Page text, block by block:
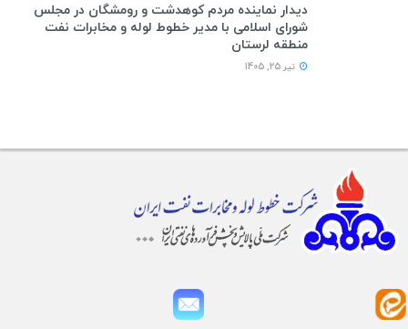
دیدار نماینده مردم کوهدشت و رومشگان در مجلس
شورای اسلامی با مدیر خطوط لوله و مخابرات نفت
منطقه لرستان
تیر 25, 1405